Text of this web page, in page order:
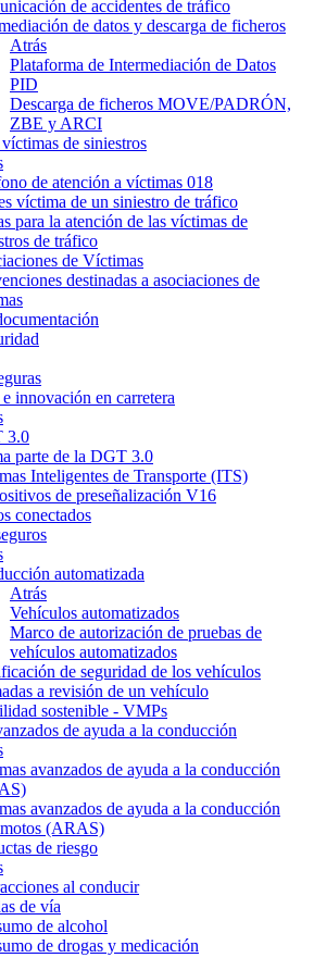
de accidentes de tráfico
de datos y descarga de ficheros
Atrás
Plataforma de Intermediación de Datos
PID
Descarga de ficheros MOVE/PADRÓN,
ZBE y ARCI
de siniestros
de atención a víctimas 018
víctima de un siniestro de tráfico
para la atención de las víctimas de
de tráfico
de Víctimas
destinadas a asociaciones de
innovación en carretera
3.0
parte de la DGT 3.0
Inteligentes de Transporte (ITS)
de preseñalización V16
conectados
automatizada
Atrás
Vehículos automatizados
Marco de autorización de pruebas de
vehículos automatizados
de seguridad de los vehículos
a revisión de un vehículo
sostenible - VMPs
de ayuda a la conducción
avanzados de ayuda a la conducción
avanzados de ayuda a la conducción
(ARAS)
de riesgo
al conducir
de vía
de alcohol
de drogas y medicación